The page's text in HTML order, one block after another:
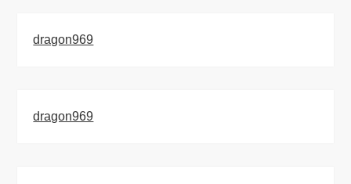
dragon969
dragon969